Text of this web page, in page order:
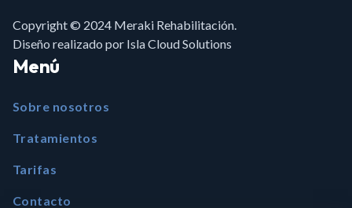
Copyright © 2024 Meraki Rehabilitación.
Diseño realizado por Isla Cloud Solutions
Menú
Sobre nosotros
Tratamientos
Tarifas
Contacto